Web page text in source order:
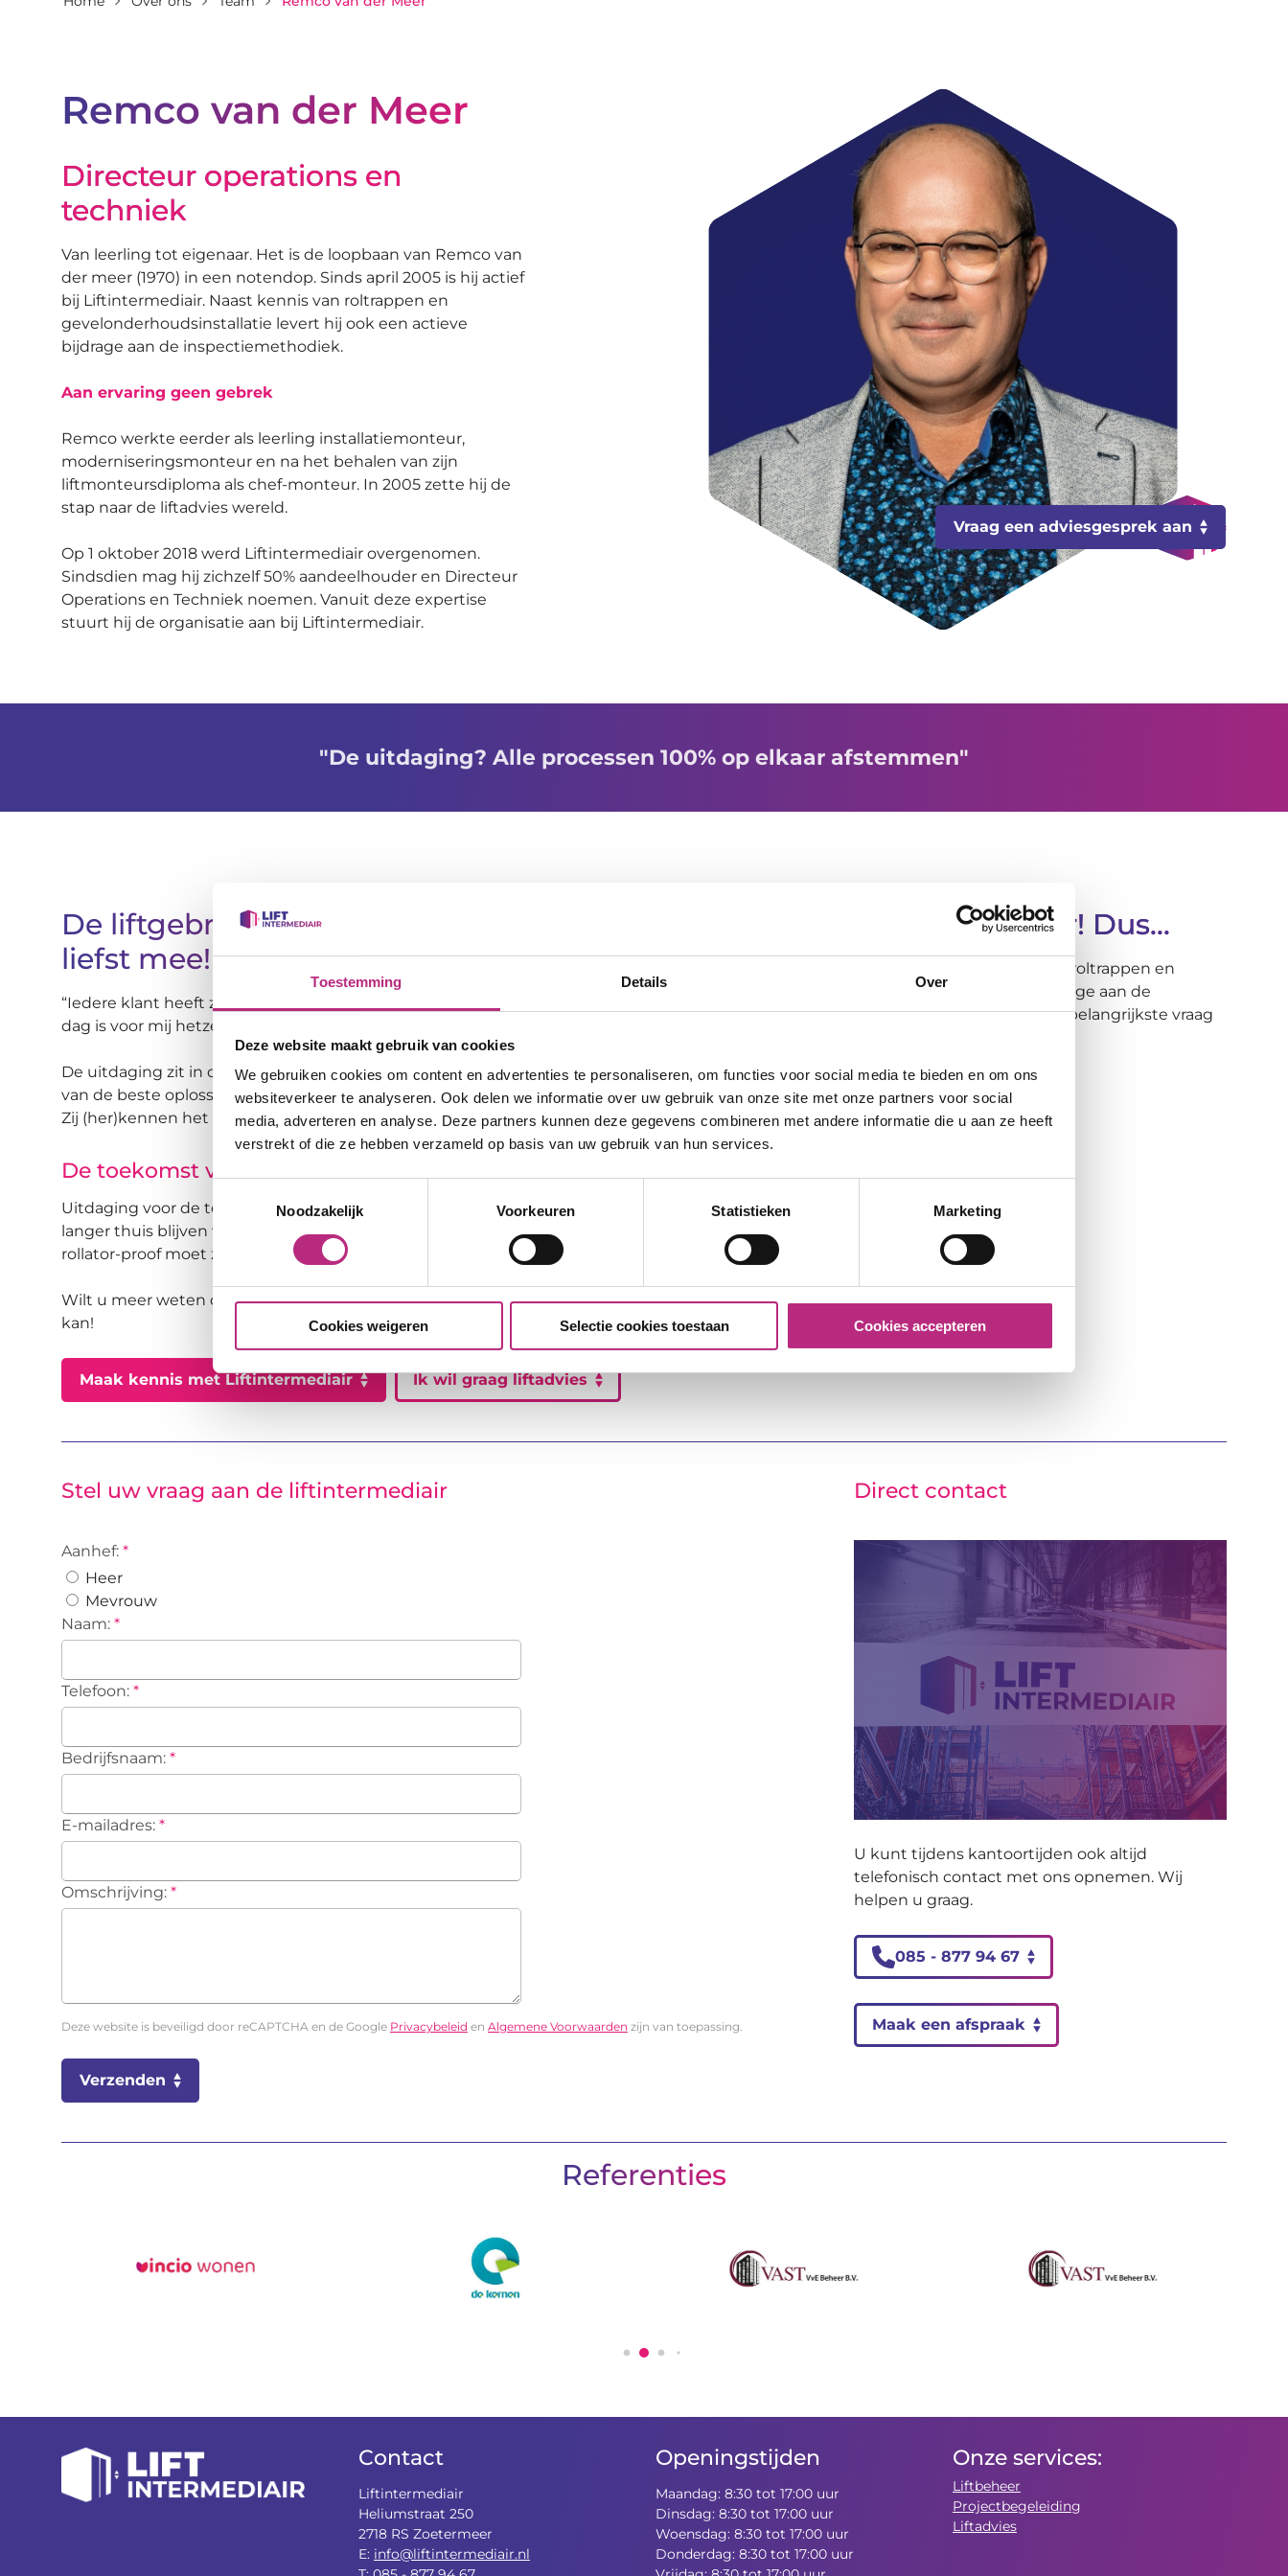
Toestemming Details Over
Deze website maakt gebruik van cookies
We gebruiken cookies om content en advertenties te personaliseren, om functies voor social media te bieden en om ons
websiteverkeer te analyseren. Ook delen we informatie over uw gebruik van onze site met onze partners voor social
media, adverteren en analyse. Deze partners kunnen deze gegevens combineren met andere informatie die u aan ze heeft
verstrekt of die ze hebben verzameld op basis van uw gebruik van hun services.
Noodzakelijk
Voorkeuren Statistieken Marketing
Cookies weigeren Selectie cookies toestaan Cookies accepteren
Vraag een adviesgesprek aan
Remco van der Meer
Directeur operations en
techniek
Van leerling tot eigenaar. Het is de loopbaan van Remco van
der meer (1970) in een notendop. Sinds april 2005 is hij actief
bij Liftintermediair. Naast kennis van roltrappen en
gevelonderhoudsinstallatie levert hij ook een actieve
bijdrage aan de inspectiemethodiek.
Aan ervaring geen gebrek
Remco werkte eerder als leerling installatiemonteur,
moderniseringsmonteur en na het behalen van zijn
liftmonteursdiploma als chef-monteur. In 2005 zette hij de
stap naar de liftadvies wereld.
Op 1 oktober 2018 werd Liftintermediair overgenomen.
Sindsdien mag hij zichzelf 50% aandeelhouder en Directeur
Operations en Techniek noemen. Vanuit deze expertise
stuurt hij de organisatie aan bij Liftintermediair.
"De uitdaging? Alle processen 100% op elkaar afstemmen"
De liftgebruikers? Daar praat ik het
liefst mee!
“Iedere klant heeft zijn eigen uitdagingen en dat maakt het leuk. Geen
dag is voor mij hetzelfde.
De uitdaging zit in de processen op elkaar afstemmen en het uitzoeken
van de beste oplossing. En daarin praat ik het liefst met de liftgebruikers.
Zij (her)kennen het probleem namelijk het best.
De toekomst van liften
Uitdaging voor de toekomst is dat mensen steeds ouder worden én
langer thuis blijven wonen. Of een lift nu brancard, rolstoel, scootmobiel of
rollator-proof moet zijn… Wij zorgen voor een perfect passende oplossing.”
Wilt u meer weten over Liftintermediair of heeft u liftadvies nodig? Dat
kan!
Maak kennis met Liftintermediair Ik wil graag liftadvies
Remco staat ook voor u klaar! Dus...
Neem contact op met Remco. Dankzij zijn kennis van roltrappen en
gevelonderhoudsinstallatie levert hij een actieve bijdrage aan de
inspecties. Hij gaat graag met jou in gesprek. Maar de belangrijkste vraag
Hoe staan uw liften ervoor?
Stel uw vraag aan de liftintermediair
Aanhef: *
Heer
Mevrouw
Naam: *
Telefoon: *
Bedrijfsnaam: *
E-mailadres: *
Omschrijving: *
Deze website is beveiligd door reCAPTCHA en de Google Privacybeleid en Algemene Voorwaarden zijn van toepassing.
Verzenden
Direct contact
U kunt tijdens kantoortijden ook altijd
telefonisch contact met ons opnemen. Wij
helpen u graag.
085 - 877 94 67
Maak een afspraak
Referenties
Contact
Liftintermediair
Heliumstraat 250
2718 RS Zoetermeer
E: info@liftintermediair.nl
Openingstijden
Maandag: 8:30 tot 17:00 uur
Dinsdag: 8:30 tot 17:00 uur
Woensdag: 8:30 tot 17:00 uur
Donderdag: 8:30 tot 17:00 uur
Onze services:
Liftbeheer
Projectbegeleiding
Liftadvies